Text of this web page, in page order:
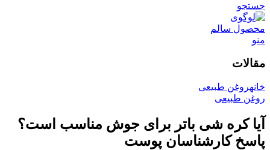
جستجو
منو
مقالات
خانهروغن طبیعی
روغن طبیعی
آیا کره شی باتر برای جوش مناسب است؟
پاسخ کارشناسان پوست